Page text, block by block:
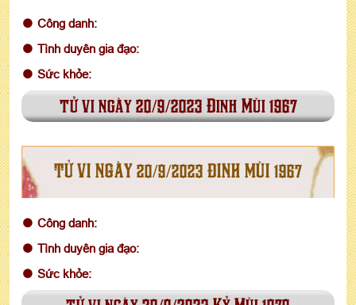
Công danh:
Tình duyên gia đạo:
Sức khỏe:
tử vi ngày 20/9/2023 Đinh Mùi 1967
TỬ VI NGÀY 20/9/2023 ĐINH MÙI 1967
Công danh:
Tình duyên gia đạo:
Sức khỏe: